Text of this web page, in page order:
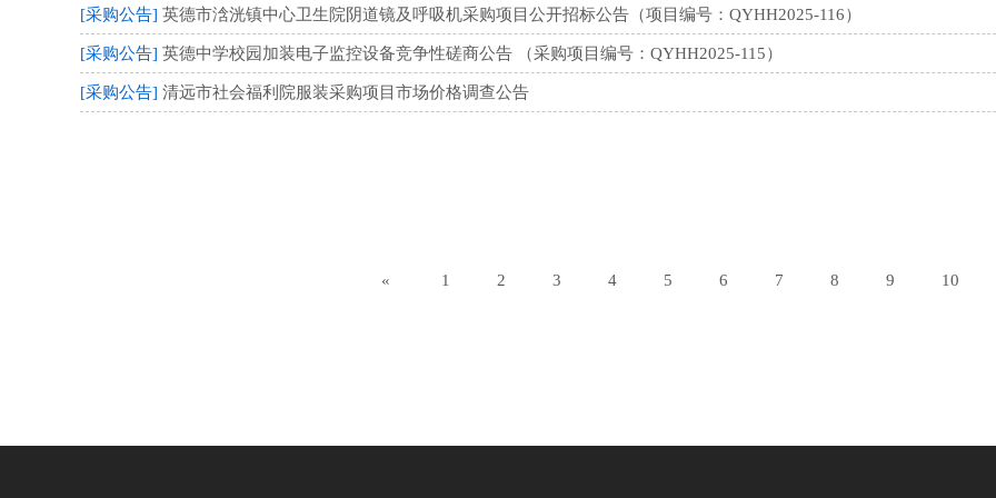
[采购公告] 英德市浛洸镇中心卫生院阴道镜及呼吸机采购项目公开招标公告（项目编号：QYHH2025-116）
[采购公告] 英德中学校园加装电子监控设备竞争性磋商公告 （采购项目编号：QYHH2025-115）
[采购公告] 清远市社会福利院服装采购项目市场价格调查公告
« 1 2 3 4 5 6 7 8 9 10